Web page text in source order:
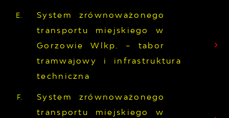
System zrównoważonego
transportu miejskiego w
Gorzowie Wlkp. – tabor
tramwajowy i infrastruktura
techniczna
System zrównoważonego
transportu miejskiego w